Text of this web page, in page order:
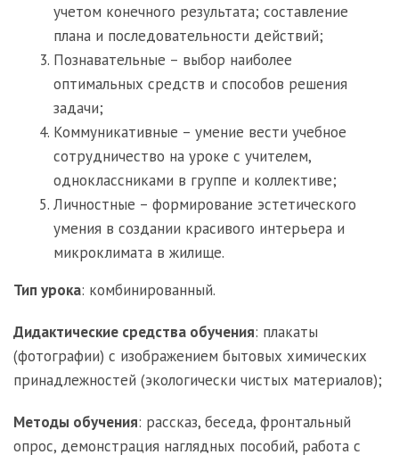
учетом конечного результата; составление
плана и последовательности действий;
Познавательные – выбор наиболее
оптимальных средств и способов решения
задачи;
Коммуникативные – умение вести учебное
сотрудничество на уроке с учителем,
одноклассниками в группе и коллективе;
Личностные – формирование эстетического
умения в создании красивого интерьера и
микроклимата в жилище.
Тип урока: комбинированный.
Дидактические средства обучения: плакаты
(фотографии) с изображением бытовых химических
принадлежностей (экологически чистых материалов);
Методы обучения: рассказ, беседа, фронтальный
опрос, демонстрация наглядных пособий, работа с